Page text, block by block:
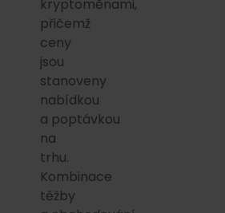
kryptoměnami,
přičemž
ceny
jsou
stanoveny
nabídkou
a poptávkou
na
trhu.
Kombinace
těžby